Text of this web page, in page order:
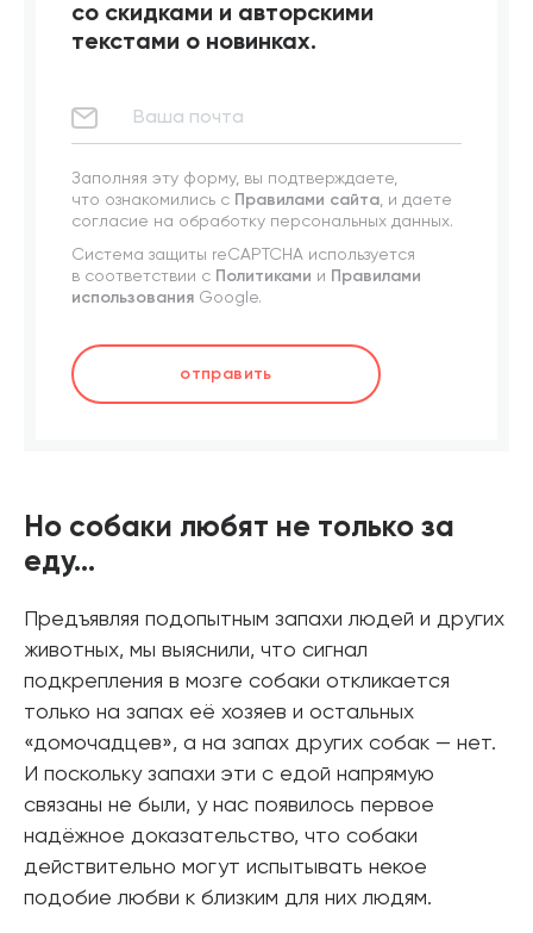
со скидками и авторскими
текстами о новинках.
Заполняя эту форму, вы подтверждаете,
что ознакомились с Правилами сайта , и даете
согласие на обработку персональных данных.
Система защиты reCAPTCHA используется
в соответствии с Политиками и Правилами
использования Google.
отправить
Но собаки любят не только за
еду…
Предъявляя подопытным запахи людей и других
животных, мы выяснили, что сигнал
подкрепления в мозге собаки откликается
только на запах её хозяев и остальных
«домочадцев», а на запах других собак — нет.
И поскольку запахи эти с едой напрямую
связаны не были, у нас появилось первое
надёжное доказательство, что собаки
действительно могут испытывать некое
подобие любви к близким для них людям.